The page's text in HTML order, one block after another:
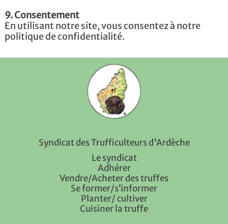
9. Consentement
En utilisant notre site, vous consentez à notre
politique de confidentialité.
Syndicat des Trufficulteurs d'Ardèche
Le syndicat
Adhérer
Vendre/Acheter des truffes
Se former/s’informer
Planter/ cultiver
Cuisiner la truffe